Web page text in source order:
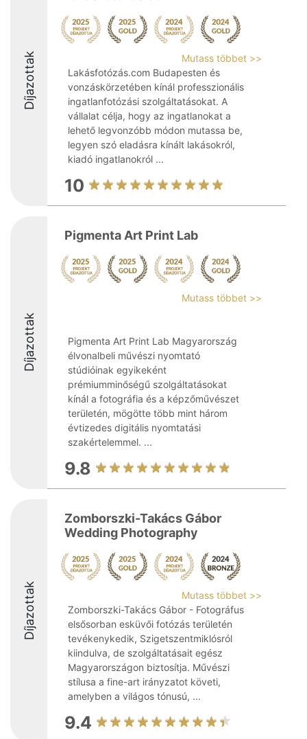
Díjazottak
Mutass többet >>
Lakásfotózás.com Budapesten és
vonzáskörzetében kínál professzionális
ingatlanfotózási szolgáltatásokat. A
vállalat célja, hogy az ingatlanokat a
lehető legvonzóbb módon mutassa be,
legyen szó eladásra kínált lakásokról,
kiadó ingatlanokról ...
10
Díjazottak
Pigmenta Art Print Lab
Mutass többet >>
Pigmenta Art Print Lab Magyarország
élvonalbeli művészi nyomtató
stúdióinak egyikeként
prémiumminőségű szolgáltatásokat
kínál a fotográfia és a képzőművészet
területén, mögötte több mint három
évtizedes digitális nyomtatási
szakértelemmel. ...
9.8
Díjazottak
Zomborszki-Takács Gábor
Wedding Photography
Mutass többet >>
Zomborszki-Takács Gábor - Fotográfus
elsősorban esküvői fotózás területén
tevékenykedik, Szigetszentmiklósról
kiindulva, de szolgáltatásait egész
Magyarországon biztosítja. Művészi
stílusa a fine-art irányzatot követi,
amelyben a világos tónusú, ...
9.4